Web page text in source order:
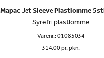
Mapac Jet Sleeve Plastlomme
Syrefri plastlomme
Varenr.:01085034
314.00 pr. pkn.